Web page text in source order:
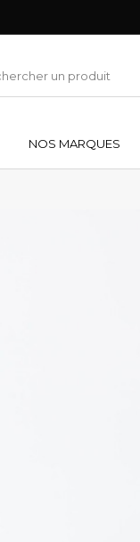
NOS MARQUES